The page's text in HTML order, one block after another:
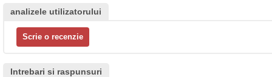
analizele utilizatorului
Intrebari si raspunsuri